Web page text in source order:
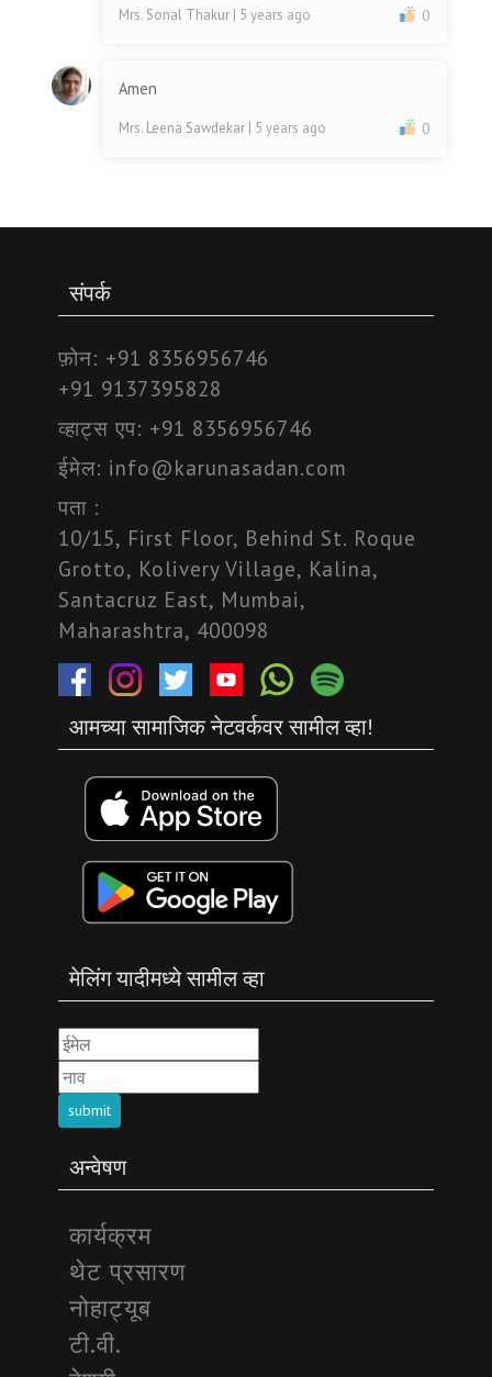
Mrs. Sonal Thakur | 5 years ago 0
Amen
Mrs. Leena Sawdekar | 5 years ago 0
संपर्क
फ़ोन: +91 8356956746
+91 9137395828
व्हाट्स एप: +91 8356956746
ईमेल: info@karunasadan.com
पता :
10/15, First Floor, Behind St. Roque
Grotto, Kolivery Village, Kalina,
Santacruz East, Mumbai,
Maharashtra, 400098
आमच्या सामाजिक नेटवर्कवर सामील व्हा!
मेलिंग यादीमध्ये सामील व्हा
submit
अन्वेषण
कार्यक्रम
थेट प्रसारण
नोहाट्यूब
टी.वी.